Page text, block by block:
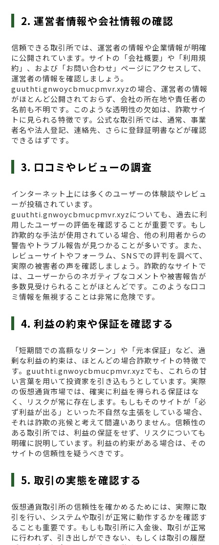
2. 運営者情報や会社情報の確認
信頼できる取引所では、運営者の情報や企業情報が明確
に公開されています。サイトの「会社概要」や「利用規
約」、および「お問い合わせ」ページにアクセスして、
運営者の情報を確認しましょう。
guuthti.gnwoycbmucpmvr.xyzの場合、運営者の情報
がほとんど公開されておらず、会社の所在地や責任者の
名前も不明です。このような透明性の欠如は、詐欺サイ
トに見られる特徴です。公式な取引所では、通常、事業
者名や法人登記、連絡先、さらに登録証明書などが確認
できるはずです。
3. 口コミやレビューの調査
インターネット上には多くのユーザーの体験談やレビュ
ーが投稿されています。
guuthti.gnwoycbmucpmvr.xyzについても、過去に利
用したユーザーの評価を確認することが重要です。もし
詐欺的な手法が使用されている場合、他の利用者からの
警告やトラブル報告が見つかることが多いです。また、
レビューサイトやフォーラム、SNSでの評判を調べて、
実際の被害者の声を確認しましょう。詐欺的なサイトで
は、ユーザーからのネガティブなコメントや被害報告が
多数見受けられることがほとんどです。このような口コ
ミ情報を無視することは非常に危険です。
4. 利益の約束や保証を確認する
「短期間での高額なリターン」や「元本保証」など、過
剰な利益の約束は、ほとんどの場合詐欺サイトの特徴で
す。guuthti.gnwoycbmucpmvr.xyzでも、これらの甘
い言葉を用いて投資家を引き込もうとしています。実際
の仮想通貨市場では、確実に利益を得られる保証はな
く、リスクが常に存在します。もしもそのサイトが「必
ず利益が出る」といった不自然な主張をしている場合、
それは詐欺の兆候と考えて間違いありません。信頼性の
ある取引所では、利益の保証をせず、リスクについても
明確に説明しています。利益の約束がある場合は、その
サイトの信頼性を疑うべきです。
5. 取引の実態を確認する
仮想通貨取引所の信頼性を確かめるためには、実際に取
引を行い、システムや取引が正常に動作するかを確認す
ることも重要です。もしも取引所に入金後、取引が正常
に行われず、引き出しができない、もしくは取引の履歴